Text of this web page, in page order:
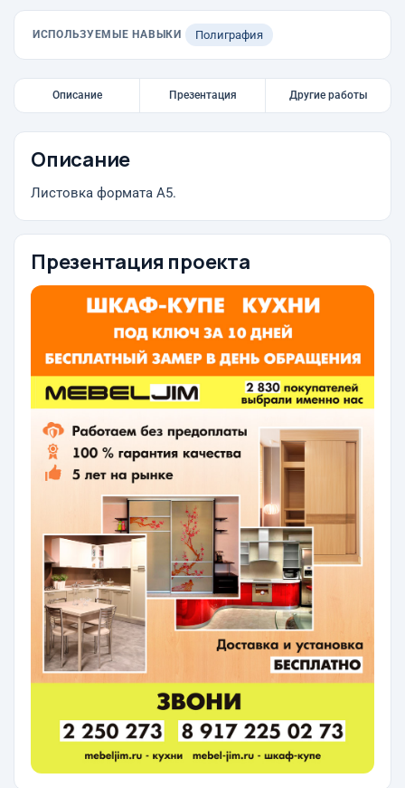
ИСПОЛЬЗУЕМЫЕ НАВЫКИ Полиграфия
Описание Презентация Другие работы
Описание
Листовка формата А5.
Презентация проекта